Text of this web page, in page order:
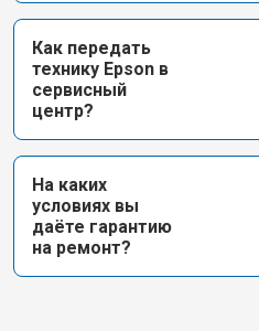
Как передать
технику Epson в
сервисный
центр?
На каких
условиях вы
даёте гарантию
на ремонт?